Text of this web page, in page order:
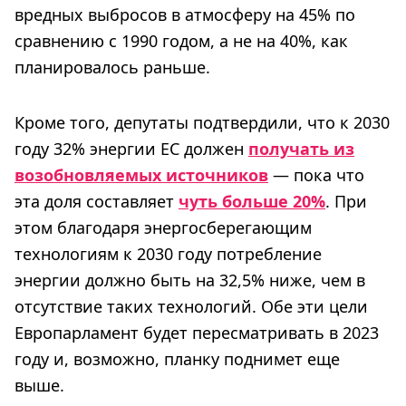
вредных выбросов в атмосферу на 45% по
сравнению с 1990 годом, а не на 40%, как
планировалось раньше.
Кроме того, депутаты подтвердили, что к 2030
году 32% энергии ЕС должен получать из
возобновляемых источников — пока что
эта доля составляет чуть больше 20%. При
этом благодаря энергосберегающим
технологиям к 2030 году потребление
энергии должно быть на 32,5% ниже, чем в
отсутствие таких технологий. Обе эти цели
Европарламент будет пересматривать в 2023
году и, возможно, планку поднимет еще
выше.